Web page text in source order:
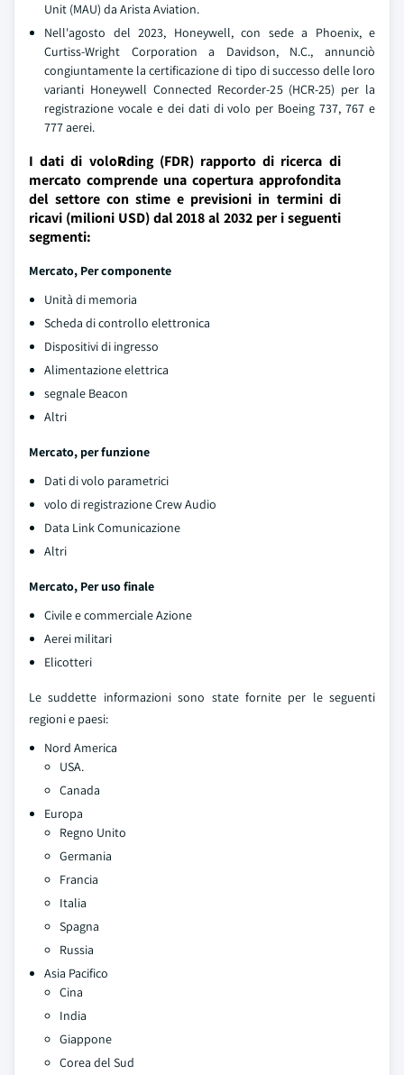
Unit (MAU) da Arista Aviation.
Nell'agosto del 2023, Honeywell, con sede a Phoenix, e
Curtiss-Wright Corporation a Davidson, N.C., annunciò
congiuntamente la certificazione di tipo di successo delle loro
varianti Honeywell Connected Recorder-25 (HCR-25) per la
registrazione vocale e dei dati di volo per Boeing 737, 767 e
777 aerei.
I dati di voloRding (FDR) rapporto di ricerca di
mercato comprende una copertura approfondita
del settore con stime e previsioni in termini di
ricavi (milioni USD) dal 2018 al 2032 per i seguenti
segmenti:
Mercato, Per componente
Unità di memoria
Scheda di controllo elettronica
Dispositivi di ingresso
Alimentazione elettrica
segnale Beacon
Altri
Mercato, per funzione
Dati di volo parametrici
volo di registrazione Crew Audio
Data Link Comunicazione
Altri
Mercato, Per uso finale
Civile e commerciale Azione
Aerei militari
Elicotteri
Le suddette informazioni sono state fornite per le seguenti
regioni e paesi:
Nord America
USA.
Canada
Europa
Regno Unito
Germania
Francia
Italia
Spagna
Russia
Asia Pacifico
Cina
India
Giappone
Corea del Sud